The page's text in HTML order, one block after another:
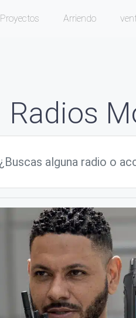
Proyectos Arriendo
Radios